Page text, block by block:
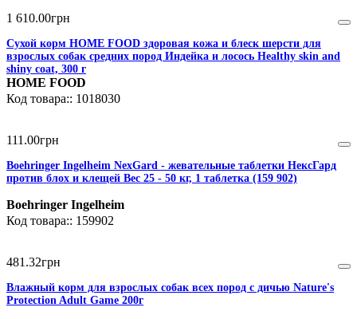
1 610.00грн
Сухой корм HOME FOOD здоровая кожа и блеск шерсти для
взрослых собак средних пород Индейка и лосось Healthy skin and
shiny coat, 300 г
HOME FOOD
1018030
111 .00грн
Boehringer Ingelheim NexGard - жевательные таблетки НексГард
против блох и клещей Вес 25 - 50 кг, 1 таблетка (159 902)
Boehringer Ingelheim
159902
481 .32грн
Влажный корм для взрослых собак всех пород с дичью Nature's
Protection Adult Game 200г